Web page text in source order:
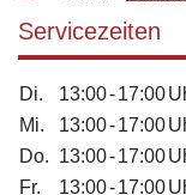
Servicezeiten
Di. 13:00-17:00
Mi.
13:00-17:00
Do. 13:00-17:00
Fr.
13:00-17:00